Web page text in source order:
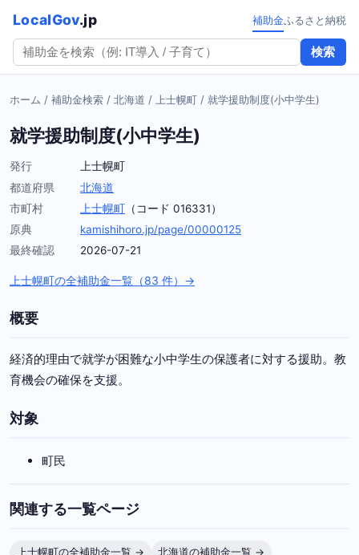
LocalGov.jp
検索
補助金ふるさと納税
ホーム / 補助金検索 / 北海道 / 上士幌町 / 就学援助制度(小中学生)
就学援助制度(小中学生)
発行
上士幌町
都道府県
北海道
市町村
上士幌町 （コード 016331）
原典
kamishihoro.jp/page/00000125
最終確認
2026-07-21
上士幌町の全補助金一覧（83 件）→
概要
経済的理由で就学が困難な小中学生の保護者に対する援助。教
育機会の確保を支援。
対象
町民
関連する一覧ページ
上士幌町の全補助金一覧 →
北海道の補助金一覧 →